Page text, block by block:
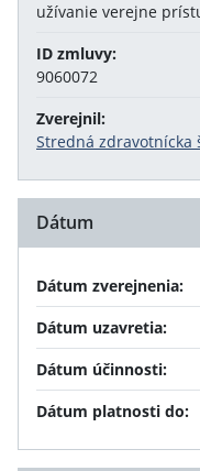
užívanie verejne
ID zmluvy:
9060072
Zverejnil:
Stredná zdravotnícka
Dátum
Dátum zverejnenia:
Dátum uzavretia:
Dátum účinnosti:
Dátum platnosti do: